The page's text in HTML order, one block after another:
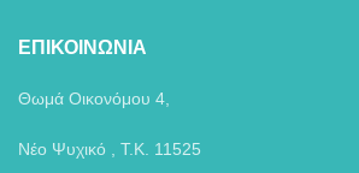
ΕΠΙΚΟΙΝΩΝΙΑ
Θωμά Οικονόμου 4,
Νέο Ψυχικό , Τ.Κ. 11525